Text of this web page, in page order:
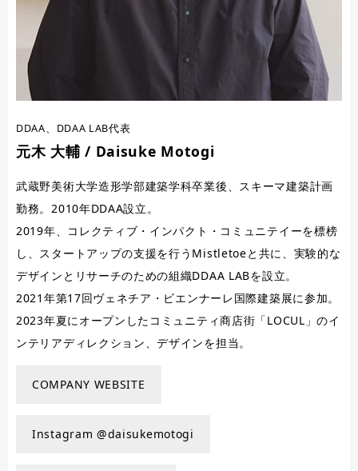
DDAA、DDAA LAB代表
元木 大輔 / Daisuke Motogi
武蔵野美術大学造形学部建築学科卒業後、スキーマ建築計画
勤務。2010年DDAA設立。
2019年、コレクティブ・インパクト・コミュニテイーを標榜
し、スタートアップの支援を行うMistletoeと共に、実験的な
デザインとリサーチのための組織DDAA LABを設立。
2021年第17回ヴェネチア・ビエンナーレ国際建築展に参加。
2023年夏にオープンしたコミュニティ商店街「LOCUL」のイ
ンテリアディレクション、デザインを担当。
COMPANY WEBSITE
Instagram @daisukemotogi